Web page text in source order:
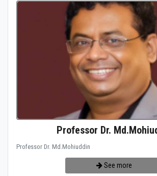
Professor Dr.
Professor Dr. Md.Mohiuddin
See more